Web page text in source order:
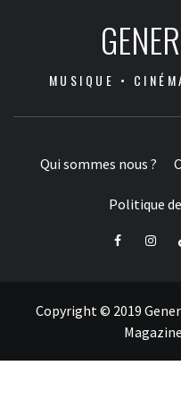
MUSIQUE •
Qui sommes nous ?
Politique
Facebook
Copyright © 2019
Magazine